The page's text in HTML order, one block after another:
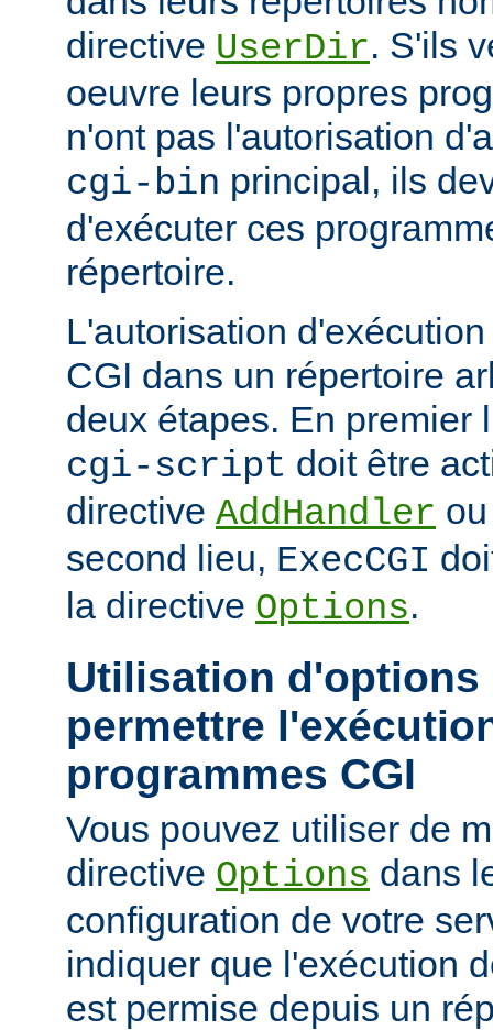
directive UserDir. S'ils
oeuvre leurs propres
n'ont pas l'autorisation
cgi-bin principal, ils
d'exécuter ces
répertoire.
L'autorisation
CGI dans un répertoire
deux étapes. En premier
cgi-script doit être
directive AddHandler
second lieu, ExecCGI
la directive Options.
Utilisation
permettre
programmes CGI
Vous pouvez utiliser de
directive Options dans
configuration de votre
indiquer que l'exécution
est permise depuis un